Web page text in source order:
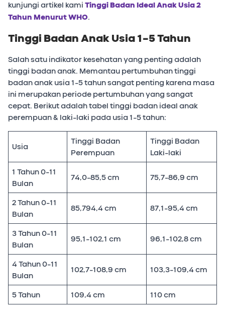
kunjungi artikel kami Tinggi Badan Ideal Anak Usia 2
Tahun Menurut WHO.
Tinggi Badan Anak Usia 1-5 Tahun
Salah satu indikator kesehatan yang penting adalah
tinggi badan anak. Memantau pertumbuhan tinggi
badan anak usia 1-5 tahun sangat penting karena masa
ini merupakan periode pertumbuhan yang sangat
cepat. Berikut adalah tabel tinggi badan ideal anak
perempuan & laki-laki pada usia 1-5 tahun:
Usia
Tinggi Badan
Perempuan
Tinggi Badan
Laki-laki
1 Tahun 0-11
Bulan
74,0-85,5 cm 75,7-86,9 cm
2 Tahun 0-11
Bulan
85,794,4 cm 87,1-95,4 cm
3 Tahun 0-11
Bulan
95,1-102,1 cm 96,1-102,8 cm
4 Tahun 0-11
Bulan
102,7-108,9 cm 103,3-109,4 cm
5 Tahun 109,4 cm 110 cm